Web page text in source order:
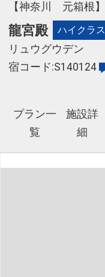
【神奈川 元箱根】
龍宮殿 ハイクラス
リュウグウデン
宿コード:S140124
プラン一
覧
施設詳
細